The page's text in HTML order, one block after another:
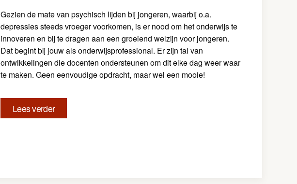
Gezien de mate van psychisch lijden bij jongeren, waarbij o.a.
depressies steeds vroeger voorkomen, is er nood om het onderwijs te
innoveren en bij te dragen aan een groeiend welzijn voor jongeren.
Dat begint bij jouw als onderwijsprofessional. Er zijn tal van
ontwikkelingen die docenten ondersteunen om dit elke dag weer waar
te maken. Geen eenvoudige opdracht, maar wel een mooie!
Lees verder